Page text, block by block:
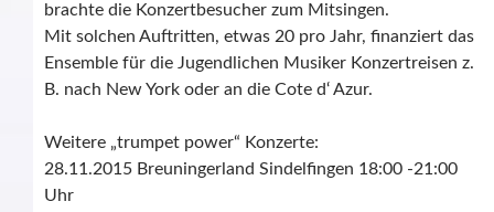
brachte die Konzertbesucher zum Mitsingen.
Mit solchen Auftritten, etwas 20 pro Jahr, finanziert das
Ensemble für die Jugendlichen Musiker Konzertreisen z.
B. nach New York oder an die Cote d‘ Azur.
Weitere „trumpet power“ Konzerte:
28.11.2015 Breuningerland Sindelfingen 18:00 -21:00
Uhr